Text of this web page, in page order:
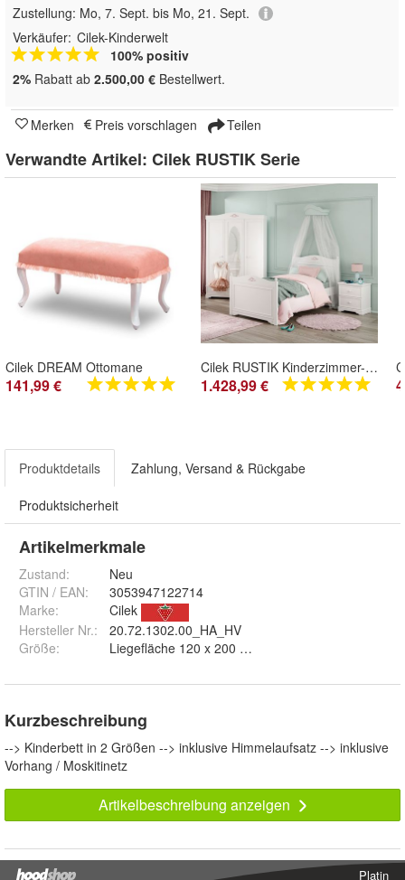
Zustellung: Mo, 7. Sept. bis Mo, 21. Sept.
Verkäufer: Cilek-Kinderwelt
100% positiv
2% Rabatt ab 2.500,00 € Bestellwert.
Merken Preis vorschlagen Teilen
Verwandte Artikel: Cilek RUSTIK Serie
Cilek DREAM Ottomane
141,99 €
Cilek RUSTIK Kinderzimmer-Set, 3-tlg.
1.428,99 €
Produktdetails Zahlung, Versand & Rückgabe
Produktsicherheit
Artikelmerkmale
Zustand:
Neu
GTIN / EAN:
3053947122714
Marke:
Cilek
Hersteller Nr.:
20.72.1302.00_HA_HV
Größe:
Kurzbeschreibung
--> Kinderbett in 2 Größen --> inklusive Himmelaufsatz --> inklusive
Vorhang / Moskitinetz
Artikelbeschreibung anzeigen
Platin